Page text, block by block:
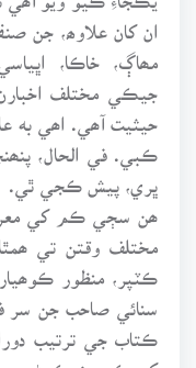
ان کان علاوھ، جن
مھاڳ، خاڪا،
جيڪي مختلف
حيثيت آھي. اھي به
ڪبي. في الحال،
ڀري، پيش ڪجي ٿي.
ھن سڄي ڪم کي
مختلف وقتن تي
ڪٽپر، منظور
سنائي صاحب جن سر
ڪتاب جي ترتيب
کي ڪمپوز ڪرڻ ۽